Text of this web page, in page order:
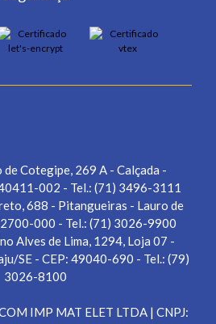
Cotegipe, 269 A - Calçada -
002 - Tel.: (71) 3496-3111
688 - Pitangueiras - Lauro de
000 - Tel.: (71) 3026-9900
Alves de Lima, 1294, Loja 07 -
SE - CEP: 49040-690 - Tel.: (79)
3026-8100
IMP MAT ELET LTDA | CNPJ: